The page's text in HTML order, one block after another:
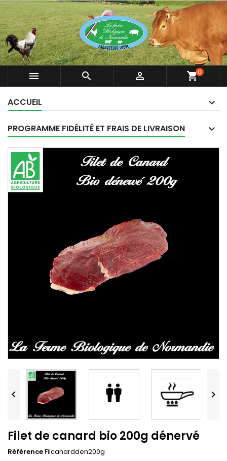
   shopping_cart0
ACCUEIL
PROGRAMME FIDÉLITÉ ET FRAIS DE LIVRAISON
 
Filet de canard bio 200g dénervé
RéférenceFilcanardden200g